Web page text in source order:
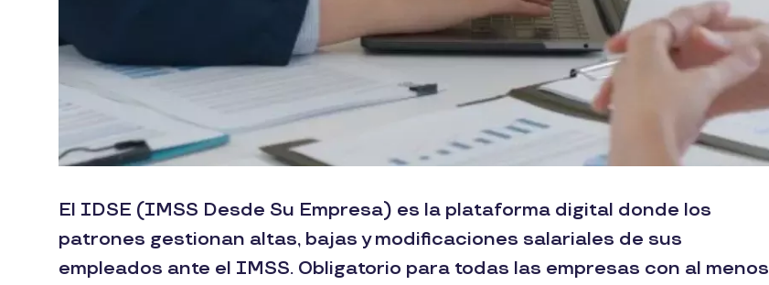
El IDSE (IMSS Desde Su Empresa) es la plataforma digital donde los
patrones gestionan altas, bajas y modificaciones salariales de sus
empleados ante el IMSS. Obligatorio para todas las empresas con al menos